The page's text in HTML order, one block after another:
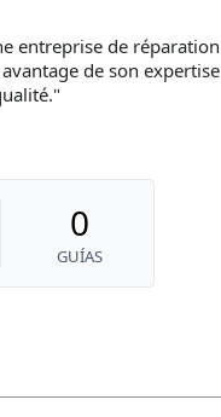
entreprise de réparation
de son expertise
0
GUÍAS